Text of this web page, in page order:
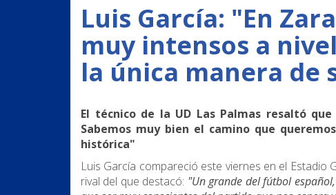
Luis García: "En
muy intensos a
la única manera de
El técnico de la UD Las Palmas resaltó
Sabemos muy bien el camino que
histórica"
Luis García compareció este viernes en el
rival del que destacó: "Un grande del fútbol